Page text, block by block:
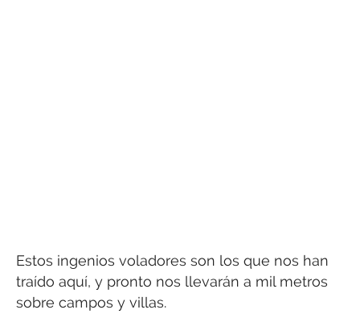
Estos ingenios voladores son los que nos han
traído aquí, y pronto nos llevarán a mil metros
sobre campos y villas.